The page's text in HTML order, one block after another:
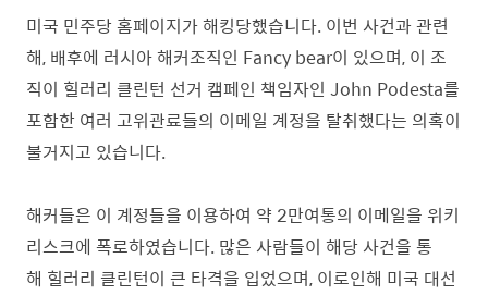
미국 민주당 홈페이지가 해킹당했습니다. 이번 사건과 관련
해, 배후에 러시아 해커조직인 Fancy bear이 있으며, 이 조
직이 힐러리 클린턴 선거 캠페인 책임자인 John Podesta를
포함한 여러 고위관료들의 이메일 계정을 탈취했다는 의혹이
불거지고 있습니다.
해커들은 이 계정들을 이용하여 약 2만여통의 이메일을 위키
리스크에 폭로하였습니다. 많은 사람들이 해당 사건을 통
해 힐러리 클린턴이 큰 타격을 입었으며, 이로인해 미국 대선